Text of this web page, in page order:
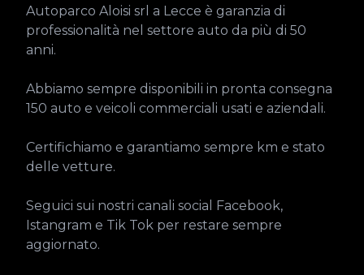
Autoparco Aloisi srl a Lecce è garanzia di
professionalità nel settore auto da più di 50
anni.
Abbiamo sempre disponibili in pronta consegna
150 auto e veicoli commerciali usati e aziendali.
Certifichiamo e garantiamo sempre km e stato
delle vetture.
Seguici sui nostri canali social Facebook,
Istangram e Tik Tok per restare sempre
aggiornato.